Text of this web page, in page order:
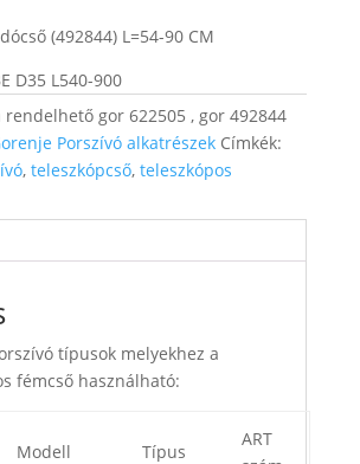
(492844) L=54-90 CM
D35 L540-900
rendelhető gor 622505 , gor 492844
Porszívó alkatrészek Címkék:
, teleszkópcső, teleszkópos
típusok melyekhez a
fémcső használható:
Modell Típus
ART